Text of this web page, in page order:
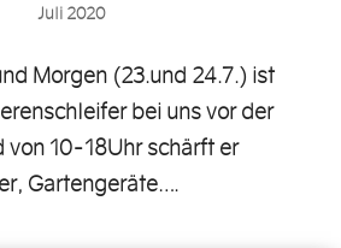
Juli 2020
Morgen (23.und 24.7.) ist
bei uns vor der
von 10-18Uhr schärft er
Gartengeräte….